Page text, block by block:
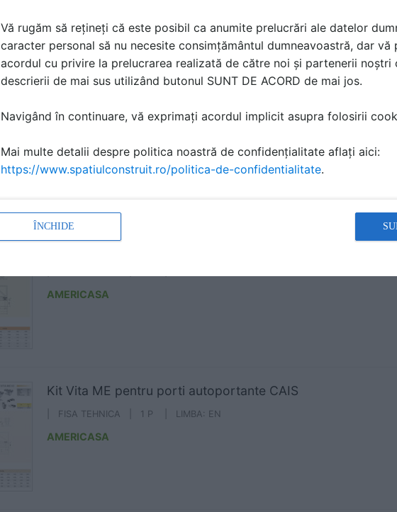
AMERICASA
AMERICASA
Kit Vita ME pentru porti autoportante CAIS
| FISA TEHNICA | 1 P | LIMBA: EN
AMERICASA
Vă rugăm să rețineți că este posibil ca anumite prelucrări ale datelor
caracter personal să nu necesite consimțământul dumneavoastră, dar vă
acordul cu privire la prelucrarea realizată de către noi și partenerii noștri
descrierii de mai sus utilizând butonul SUNT DE ACORD de mai jos.
Navigând în continuare, vă exprimați acordul implicit asupra folosirii
Mai multe detalii despre politica noastră de confidențialitate aflați aici:
https://www.spatiulconstruit.ro/politica-de-confidentialitate.
ÎNCHIDE